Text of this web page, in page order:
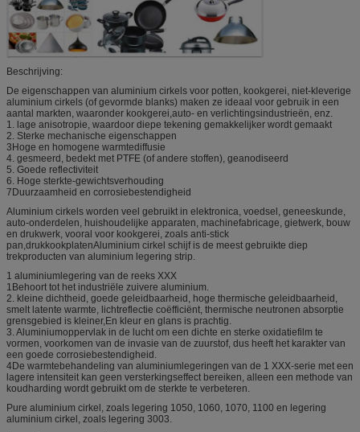
Beschrijving:
De eigenschappen van aluminium cirkels voor potten, kookgerei, niet-kleverige
aluminium cirkels (of gevormde blanks) maken ze ideaal voor gebruik in een
aantal markten, waaronder kookgerei,auto- en verlichtingsindustrieën, enz.
1. lage anisotropie, waardoor diepe tekening gemakkelijker wordt gemaakt
2. Sterke mechanische eigenschappen
3Hoge en homogene warmtediffusie
4. gesmeerd, bedekt met PTFE (of andere stoffen), geanodiseerd
5. Goede reflectiviteit
6. Hoge sterkte-gewichtsverhouding
7Duurzaamheid en corrosiebestendigheid
Aluminium cirkels worden veel gebruikt in elektronica, voedsel, geneeskunde,
auto-onderdelen, huishoudelijke apparaten, machinefabricage, gietwerk, bouw
en drukwerk, vooral voor kookgerei, zoals anti-stick
pan,drukkookplatenAluminium cirkel schijf is de meest gebruikte diep
trekproducten van aluminium legering strip.
1 aluminiumlegering van de reeks XXX
1Behoort tot het industriële zuivere aluminium.
2. kleine dichtheid, goede geleidbaarheid, hoge thermische geleidbaarheid,
smelt latente warmte, lichtreflectie coëfficiënt, thermische neutronen absorptie
grensgebied is kleiner,En kleur en glans is prachtig.
3. Aluminiumoppervlak in de lucht om een dichte en sterke oxidatiefilm te
vormen, voorkomen van de invasie van de zuurstof, dus heeft het karakter van
een goede corrosiebestendigheid.
4De warmtebehandeling van aluminiumlegeringen van de 1 XXX-serie met een
lagere intensiteit kan geen versterkingseffect bereiken, alleen een methode van
koudharding wordt gebruikt om de sterkte te verbeteren.
Pure aluminium cirkel, zoals legering 1050, 1060, 1070, 1100 en legering
aluminium cirkel, zoals legering 3003.